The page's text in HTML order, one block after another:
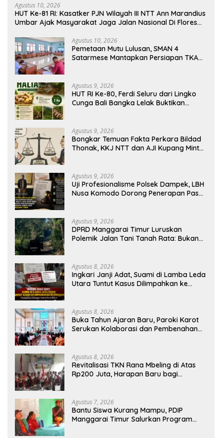
Agustus 10, 2026
HUT Ke-81 RI: Kasatker PJN Wilayah III NTT Ann Marandius
Umbar Ajak Masyarakat Jaga Jalan Nasional Di Flores
Agustus 10, 2026
Pemetaan Mutu Lulusan, SMAN 4
Satarmese Mantapkan Persiapan TKA
Agustus 9, 2026
HUT RI Ke-80, Ferdi Seluru dari Lingko
Cunga Bali Bangka Lelak Buktikan
Agustus 9, 2026
Bongkar Temuan Fakta Perkara Bildad
Thonak, KKJ NTT dan AJI Kupang Minta
Agustus 9, 2026
Uji Profesionalisme Polsek Dampek, LBH
Nusa Komodo Dorong Penerapan Pasal
Agustus 9, 2026
DPRD Manggarai Timur Luruskan
Polemik Jalan Tani Tanah Rata: Bukan
Agustus 8, 2026
Ingkari Janji Adat, Suami di Lamba Leda
Utara Tuntut Kasus Dilimpahkan ke
Agustus 8, 2026
Buka Tahun Ajaran Baru, Paroki Karot
Serukan Kolaborasi dan Pembenahan
Agustus 8, 2026
Revitalisasi TKN Rana Mbeling di Atas
Rp200 Juta, Harapan Baru bagi
Agustus 7, 2026
Bantu Siswa Kurang Mampu, PDIP
Manggarai Timur Salurkan Program